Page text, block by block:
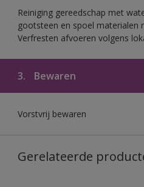
Reiniging gereedschap met
gootsteen en spoel materialen
Verfresten afvoeren volgens
3. Bewaren
Vorstvrij bewaren
Gerelateerde